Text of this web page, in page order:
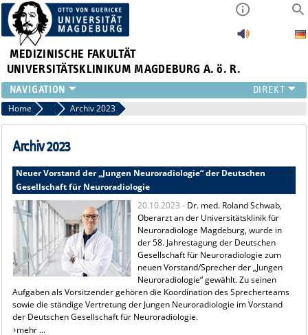
MEDIZINISCHE FAKULTÄT
UNIVERSITÄTSKLINIKUM MAGDEBURG A. ö. R.
INSTITUTE
KLINIKEN
ZENTRALE EINRICHTUNGEN
PRESSE
ÜBER UNS
INTERNATIONAL
INTRANET
Home Archiv Pressemitteilungen
Archiv 2023
Archiv 2023
Neuer Vorstand der „Jungen Neuroradiologie“ der Deutschen
Gesellschaft für Neuroradiologie
20.10.2023 - Dr. med. Roland Schwab,
Oberarzt an der Universitätsklinik für
Neuroradiologe Magdeburg, wurde in
der 58. Jahrestagung der Deutschen
Gesellschaft für Neuroradiologie zum
neuen Vorstand/Sprecher der „Jungen
Neuroradiologie“ gewählt. Zu seinen
Aufgaben als Vorsitzender gehören die Koordination des Sprecherteams
sowie die ständige Vertretung der Jungen Neuroradiologie im Vorstand
der Deutschen Gesellschaft für Neuroradiologie.
mehr ...